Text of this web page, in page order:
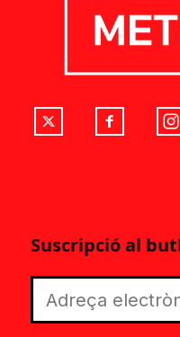
Suscripció al